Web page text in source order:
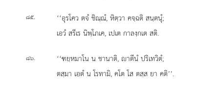
๘๕. ‘‘อุรโคว ตจํ ชิณฺณํ, หิตฺวา คจฺฉติ สนฺตนุํ;
เอวํ สรีเร นิพฺโภเค, เปเต กาลงฺกเต สติ.
๘๖.
‘‘ฑยฺหมาโน น ชานาติ, าตีนํ ปริเทวิตํ;
ตสฺมา เอตํ น โรทามิ, คโต โส ตสฺส ยา คติ’’.